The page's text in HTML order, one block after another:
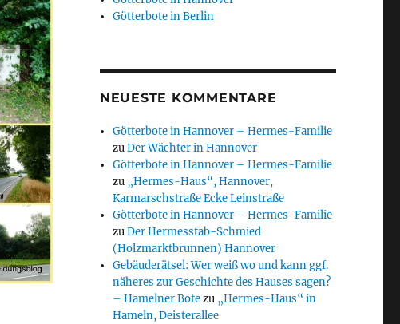
Götterbote in Berlin
NEUESTE KOMMENTARE
Götterbote in Hannover – Hermes-Familie
zuDer Wächter in Hannover
Götterbote in Hannover – Hermes-Familie
zu „Hermes-Haus“, Hannover,
Karmarschstraße Ecke Leinstraße
Götterbote in Hannover – Hermes-Familie
zuDer Hermesstab-Schmied
(Holzmarktbrunnen) Hannover
Gebäuderätsel: Wer weiß wo und kann ggf.
näheres zur Geschichte des Hauses sagen?
– Hamelner Botezu „Hermes-Haus“ in
Hameln, Deisterallee